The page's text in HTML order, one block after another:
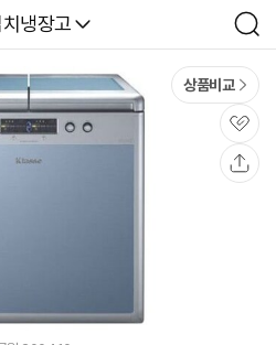
와
냉장고
검
색
상품비교
관
심